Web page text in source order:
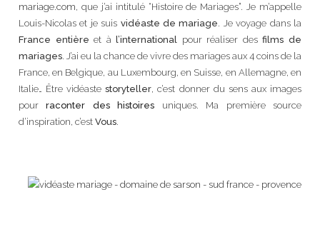
mariage.com, que j’ai intitulé “Histoire de Mariages”. Je m’appelle
Louis-Nicolas et je suis vidéaste de mariage . Je voyage dans la
France entière et àl’international pour réaliser desfilms de
mariages . J’ai eu la chance de vivre des mariages aux 4 coins de la
France, en Belgique, au Luxembourg, en Suisse, en Allemagne, en
Italie… Être vidéastestoryteller, c’est donner du sens aux images
pourraconter des histoires uniques. Ma première source
d’inspiration, c’est Vous